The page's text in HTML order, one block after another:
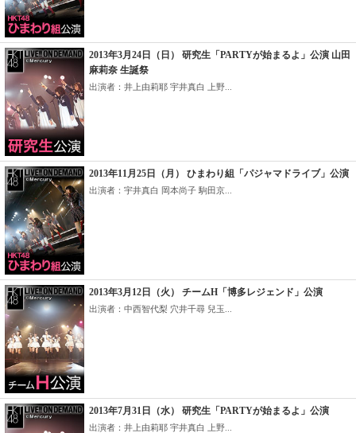
2013年3月24日（日） 研究生「PARTYが始まるよ」公演 山田
麻莉奈 生誕祭
出演者：井上由莉耶 宇井真白 上野...
2013年11月25日（月） ひまわり組「パジャマドライブ」公演
出演者：宇井真白 岡本尚子 駒田京...
2013年3月12日（火） チームH「博多レジェンド」公演
出演者：中西智代梨 穴井千尋 兒玉...
2013年7月31日（水） 研究生「PARTYが始まるよ」公演
出演者：井上由莉耶 宇井真白 上野...